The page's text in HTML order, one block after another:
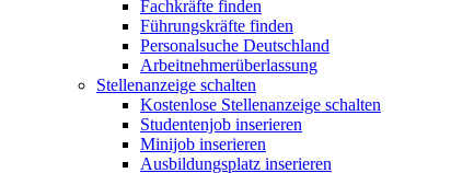
Fachkräfte finden
Führungskräfte finden
Personalsuche Deutschland
Arbeitnehmerüberlassung
Stellenanzeige schalten
Kostenlose Stellenanzeige schalten
Studentenjob inserieren
Minijob inserieren
Ausbildungsplatz inserieren